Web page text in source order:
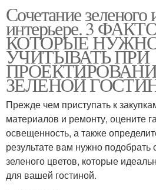
Сочетание зеленого
интерьере. 3
КОТОРЫЕ
УЧИТЫВАТЬ ПРИ
ЗЕЛЕНОЙ
Прежде чем приступать к
материалов и ремонту, оцените
освещенность, а также
результате вам нужно подобрать
зеленого цветов, которые
для вашей гостиной.